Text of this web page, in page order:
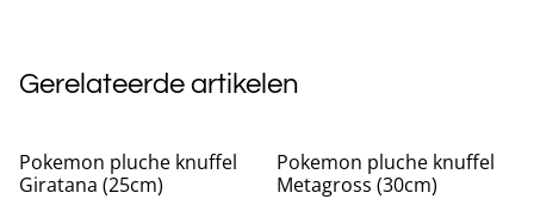
Gerelateerde artikelen
Pokemon pluche knuffel
Giratana (25cm)
Pokemon pluche knuffel
Metagross (30cm)